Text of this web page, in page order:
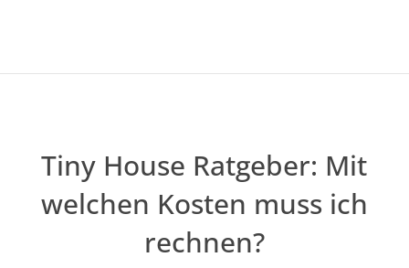
Tiny House Ratgeber: Mit
welchen Kosten muss ich
rechnen?